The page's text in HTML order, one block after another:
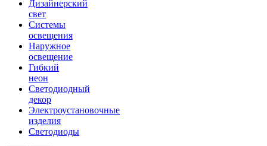
Дизайнерский
свет
Системы
освещения
Наружное
освещение
Гибкий
неон
Светодиодный
декор
Электроустановочные
изделия
Светодиоды